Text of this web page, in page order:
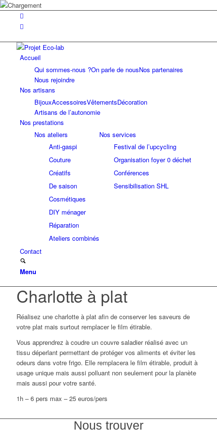
Accueil
Qui sommes-nous ?On parle de nousNos partenaires
Nous rejoindre
Nos artisans
BijouxAccessoiresVêtementsDécoration
Artisans de l’autonomie
Nos prestations
Nos ateliers
Anti-gaspi
Couture
Créatifs
De saison
Cosmétiques
DIY ménager
Réparation
Ateliers combinés
Nos services
Festival de l’upcycling
Organisation foyer 0 déchet
Conférences
Sensibilisation SHL
Contact
Menu
Charlotte à plat
Réalisez une charlotte à plat afin de conserver les saveurs de
votre plat mais surtout remplacer le film étirable.
Vous apprendrez à coudre un couvre saladier réalisé avec un
tissu déperlant permettant de protéger vos aliments et éviter les
odeurs dans votre frigo. Elle remplacera le film étirable, produit à
usage unique mais aussi polluant non seulement pour la planète
mais aussi pour votre santé.
1h – 6 pers max – 25 euros/pers
Nous trouver